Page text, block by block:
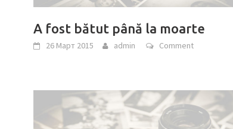
A fost bătut până la moarte
26 Март 2015 admin Comment